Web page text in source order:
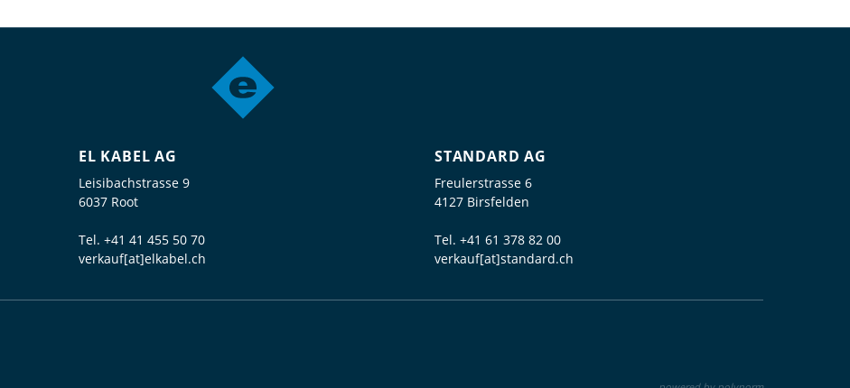
EL KABEL AG
Leisibachstrasse 9
6037 Root
Tel. +41 41 455 50 70
verkauf[at]elkabel.ch
STANDARD AG
Freulerstrasse 6
4127 Birsfelden
Tel. +41 61 378 82 00
verkauf[at]standard.ch